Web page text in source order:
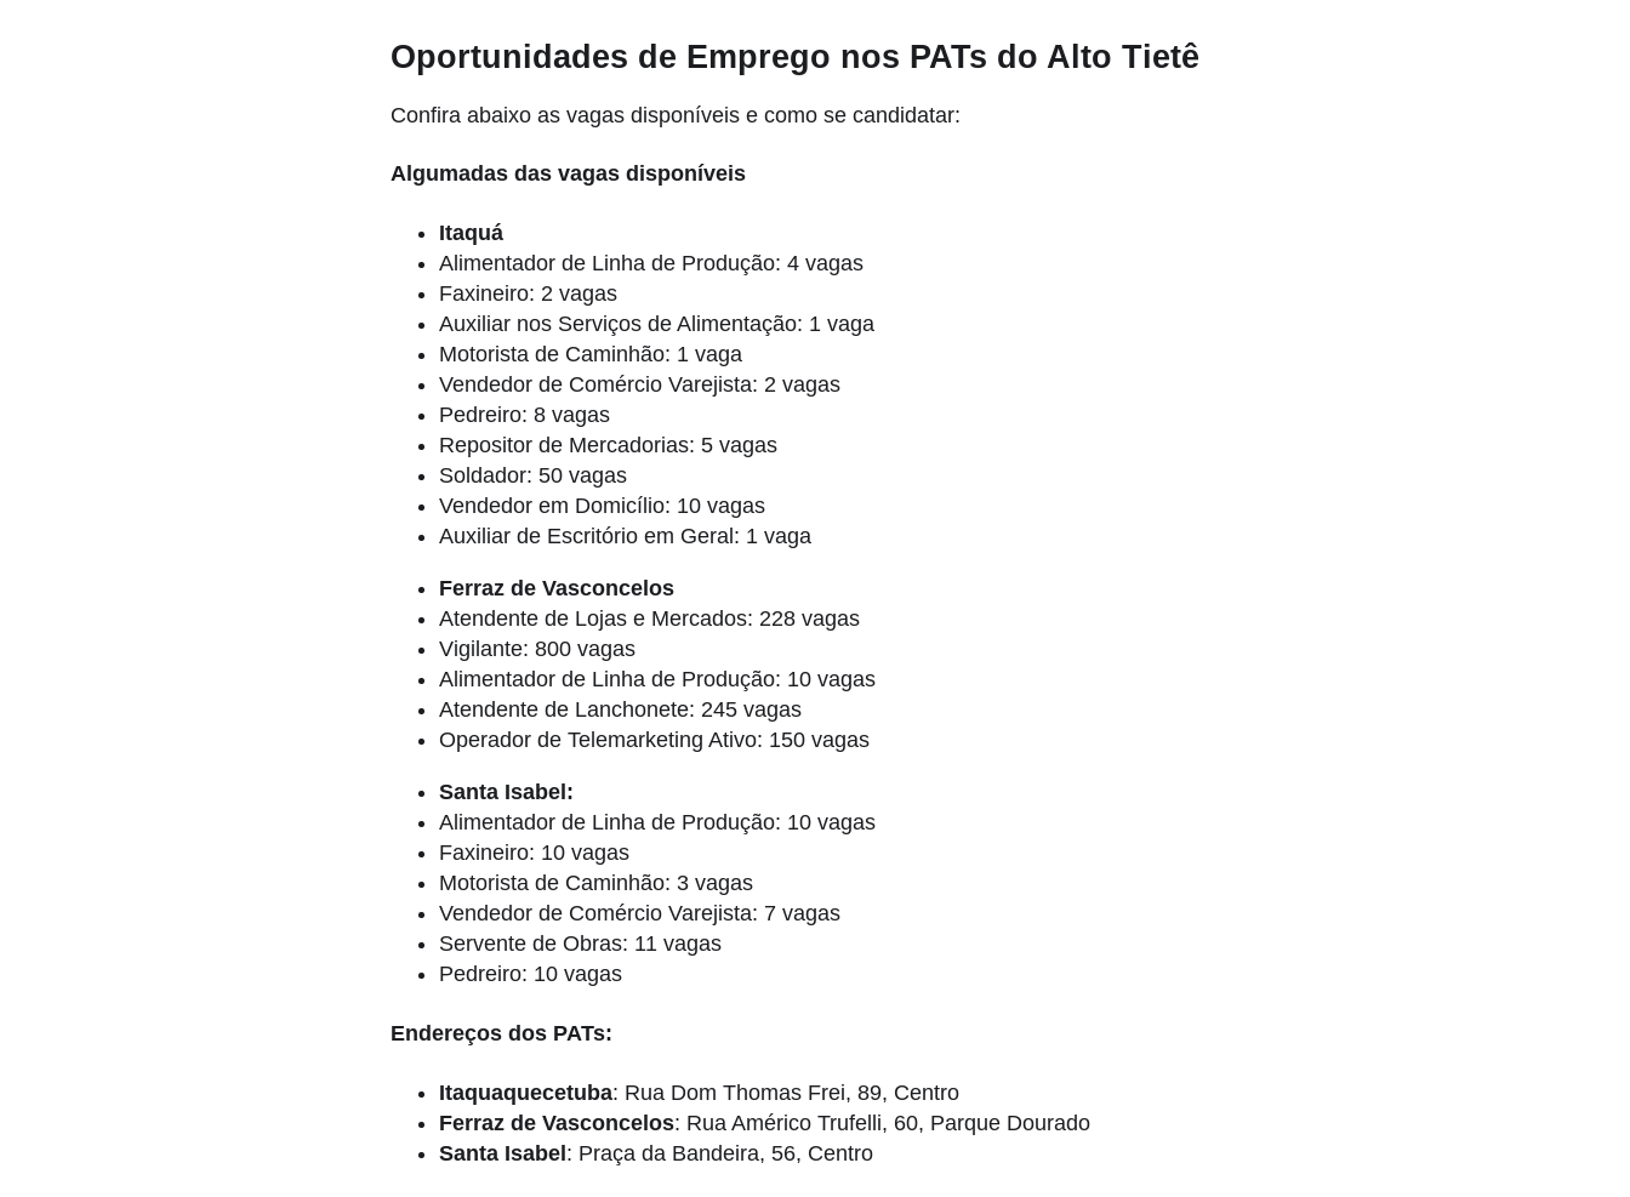
Oportunidades de Emprego nos PATs do Alto Tietê
Confira abaixo as vagas disponíveis e como se candidatar:
Algumadas das vagas disponíveis
Itaquá
Alimentador de Linha de Produção: 4 vagas
Faxineiro: 2 vagas
Auxiliar nos Serviços de Alimentação: 1 vaga
Motorista de Caminhão: 1 vaga
Vendedor de Comércio Varejista: 2 vagas
Pedreiro: 8 vagas
Repositor de Mercadorias: 5 vagas
Soldador: 50 vagas
Vendedor em Domicílio: 10 vagas
Auxiliar de Escritório em Geral: 1 vaga
Ferraz de Vasconcelos
Atendente de Lojas e Mercados: 228 vagas
Vigilante: 800 vagas
Alimentador de Linha de Produção: 10 vagas
Atendente de Lanchonete: 245 vagas
Operador de Telemarketing Ativo: 150 vagas
Santa Isabel:
Alimentador de Linha de Produção: 10 vagas
Faxineiro: 10 vagas
Motorista de Caminhão: 3 vagas
Vendedor de Comércio Varejista: 7 vagas
Servente de Obras: 11 vagas
Pedreiro: 10 vagas
Endereços dos PATs:
Itaquaquecetuba: Rua Dom Thomas Frei, 89, Centro
Ferraz de Vasconcelos: Rua Américo Trufelli, 60, Parque Dourado
Santa Isabel : Praça da Bandeira, 56, Centro